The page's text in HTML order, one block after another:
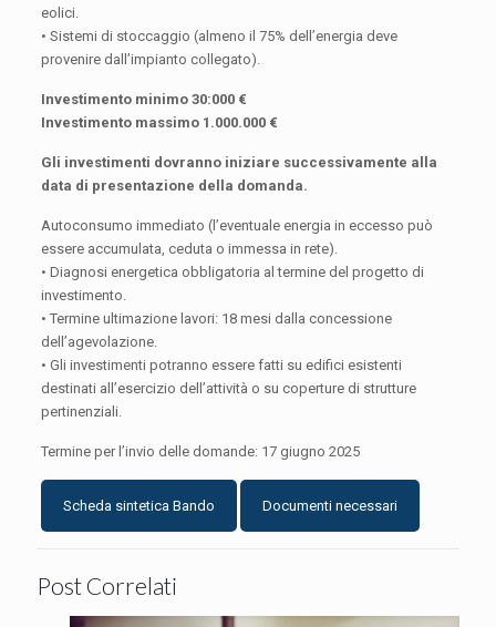
eolici.
• Sistemi di stoccaggio (almeno il 75% dell’energia deve
provenire dall’impianto collegato).
Investimento minimo 30:000 €
Investimento massimo 1.000.000 €
Gli investimenti dovranno iniziare successivamente alla
data di presentazione della domanda.
Autoconsumo immediato (l’eventuale energia in eccesso può
essere accumulata, ceduta o immessa in rete).
• Diagnosi energetica obbligatoria al termine del progetto di
investimento.
• Termine ultimazione lavori: 18 mesi dalla concessione
dell’agevolazione.
• Gli investimenti potranno essere fatti su edifici esistenti
destinati all’esercizio dell’attività o su coperture di strutture
pertinenziali.
Termine per l’invio delle domande: 17 giugno 2025
Scheda sintetica Bando Documenti necessari
Post Correlati